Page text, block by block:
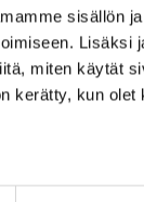
sisällön
Lisäksi
miten käytät
kerätty, kun olet